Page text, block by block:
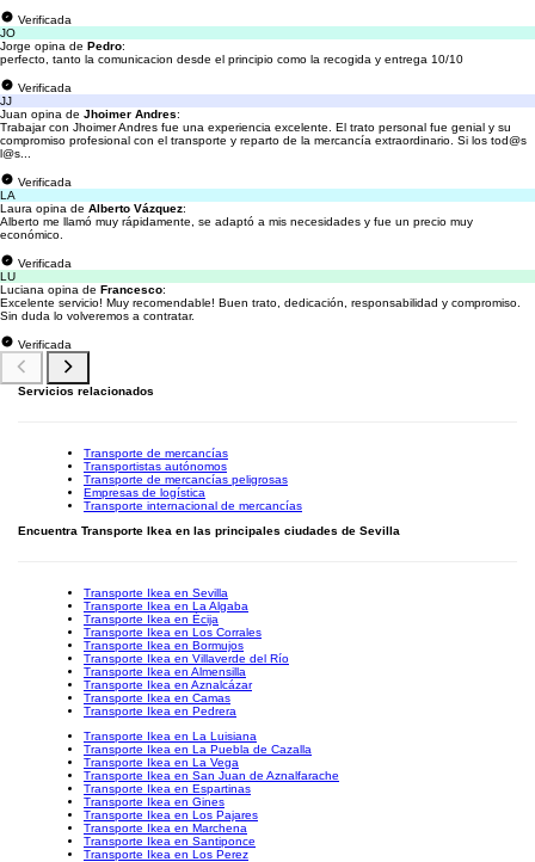
Verificada
JO
Jorge opina de Pedro:
perfecto, tanto la comunicacion desde el principio como la recogida y entrega 10/10
Verificada
JJ
Juan opina de Jhoimer Andres:
Trabajar con Jhoimer Andres fue una experiencia excelente. El trato personal fue genial y su
compromiso profesional con el transporte y reparto de la mercancía extraordinario. Si los tod@s
l@s...
Verificada
LA
Laura opina de Alberto Vázquez:
Alberto me llamó muy rápidamente, se adaptó a mis necesidades y fue un precio muy
económico.
Verificada
LU
Luciana opina de Francesco:
Excelente servicio! Muy recomendable! Buen trato, dedicación, responsabilidad y compromiso.
Sin duda lo volveremos a contratar.
Verificada
Servicios relacionados
Transporte de mercancías
Transportistas autónomos
Transporte de mercancías peligrosas
Empresas de logística
Transporte internacional de mercancías
Encuentra Transporte Ikea en las principales ciudades de Sevilla
Transporte Ikea en Sevilla
Transporte Ikea en La Algaba
Transporte Ikea en Écija
Transporte Ikea en Los Corrales
Transporte Ikea en Bormujos
Transporte Ikea en Villaverde del Río
Transporte Ikea en Almensilla
Transporte Ikea en Aznalcázar
Transporte Ikea en Camas
Transporte Ikea en Pedrera
Transporte Ikea en La Luisiana
Transporte Ikea en La Puebla de Cazalla
Transporte Ikea en La Vega
Transporte Ikea en San Juan de Aznalfarache
Transporte Ikea en Espartinas
Transporte Ikea en Gines
Transporte Ikea en Los Pajares
Transporte Ikea en Marchena
Transporte Ikea en Santiponce
Transporte Ikea en Los Perez